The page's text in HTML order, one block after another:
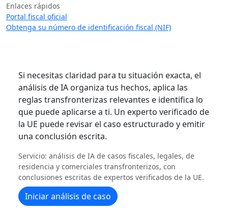
Enlaces rápidos
Portal fiscal oficial
Obtenga su número de identificación fiscal (NIF)
Si necesitas claridad para tu situación exacta, el
análisis de IA organiza tus hechos, aplica las
reglas transfronterizas relevantes e identifica lo
que puede aplicarse a ti. Un experto verificado de
la UE puede revisar el caso estructurado y emitir
una conclusión escrita.
Servicio: análisis de IA de casos fiscales, legales, de
residencia y comerciales transfronterizos, con
conclusiones escritas de expertos verificados de la UE.
Iniciar análisis de caso